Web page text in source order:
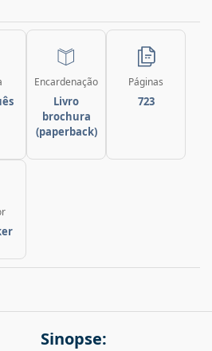
Encardenação
Livro
brochura
(paperback)
Páginas
723
Sinopse: